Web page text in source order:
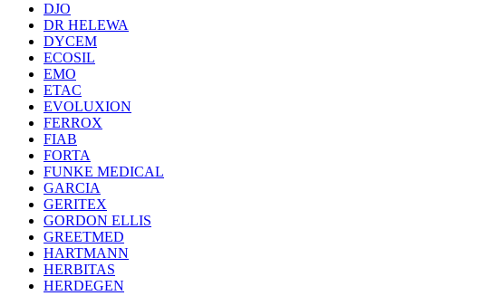
DJO
DR HELEWA
DYCEM
ECOSIL
EMO
ETAC
EVOLUXION
FERROX
FIAB
FORTA
FUNKE MEDICAL
GARCIA
GERITEX
GORDON ELLIS
GREETMED
HARTMANN
HERBITAS
HERDEGEN